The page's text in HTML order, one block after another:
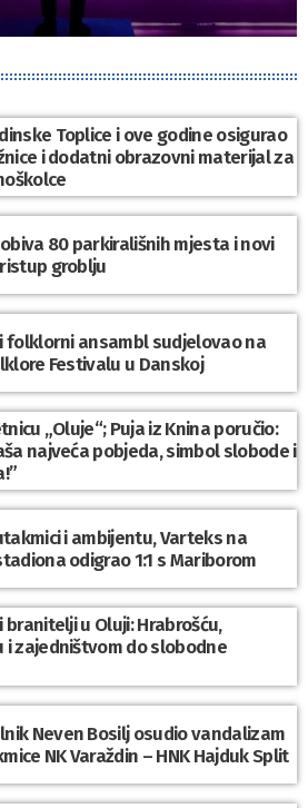
Toplice i ove godine osigurao
i dodatni obrazovni materijal za
80 parkirališnih mjesta i novi
groblju
folklorni ansambl sudjelovao na
Festivalu u Danskoj
„Oluje“; Puja iz Knina poručio:
najveća pobjeda, simbol slobode i
i ambijentu, Varteks na
odigrao 1:1 s Mariborom
branitelji u Oluji: Hrabrošću,
i zajedništvom do slobodne
Neven Bosilj osudio vandalizam
NK Varaždin – HNK Hajduk Split